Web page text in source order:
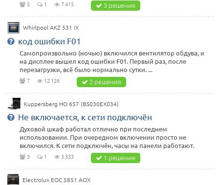
5 1 7 415 3 решения
Whirlpool AKZ 531 IX
код ошибки F01
Самопроизвольно (ночью) включился вентилятор обдува, и
на дисплее вышел код ошибки F01. Первый раз, после
перезагрузки, всё было нормально сутки. ...
7 12 126 2 решения
Kuppersberg HO 657 (BS030EX034)
Не включается, к сети подключён
Духовой шкаф работал отлично при последнем
использовании. При очередном включении просто не
включился. К сети подключён, часы на панели работают.
3 1 3 333 1 решение
Electrolux EOC 5851 AOX